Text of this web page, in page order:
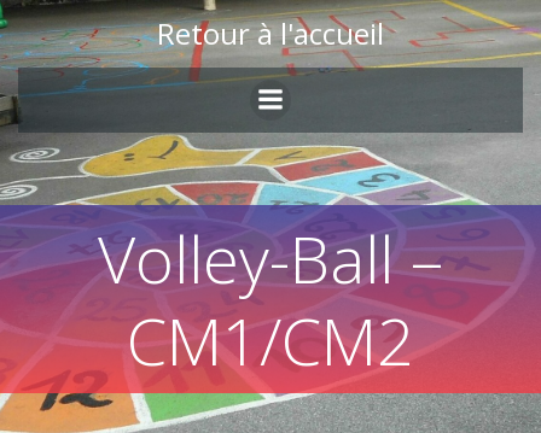
Skip
to
content
Retour à l'accueil
Volley-Ball –
CM1/CM2